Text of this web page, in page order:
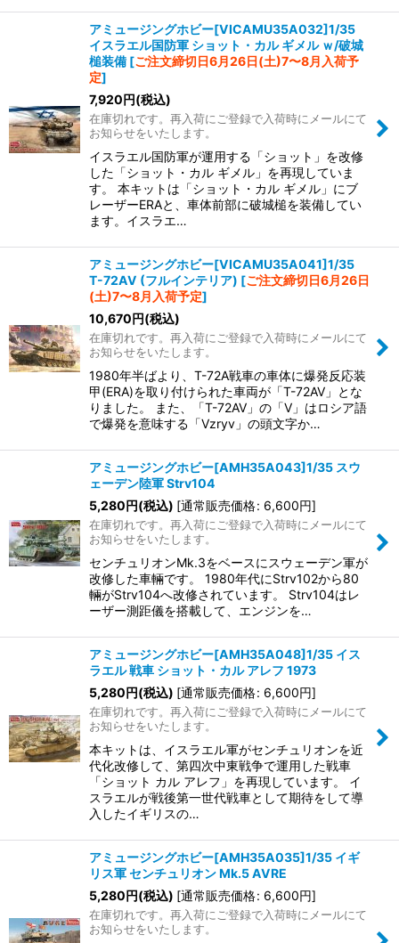
アミュージングホビー[VICAMU35A032]1/35
イスラエル国防軍 ショット・カル ギメル ｗ/破城
槌装備 [ご注文締切日6月26日(土)7〜8月入荷予
定]
7,920円(税込)
在庫切れです。再入荷にご登録で入荷時にメールにて
お知らせをいたします。
イスラエル国防軍が運用する「ショット」を改修
した「ショット・カル ギメル」を再現していま
す。 本キットは「ショット・カル ギメル」にブ
レーザーERAと、車体前部に破城槌を装備してい
ます。イスラエ…
アミュージングホビー[VICAMU35A041]1/35
T-72AV (フルインテリア) [ご注文締切日6月26日
(土)7〜8月入荷予定]
10,670円(税込)
在庫切れです。再入荷にご登録で入荷時にメールにて
お知らせをいたします。
1980年半ばより、T-72A戦車の車体に爆発反応装
甲(ERA)を取り付けられた車両が「T-72AV」とな
りました。 また、「T-72AV」の「V」はロシア語
で爆発を意味する「Vzryv」の頭文字か…
アミュージングホビー[AMH35A043]1/35 スウ
ェーデン陸軍 Strv104
5,280円(税込) [通常販売価格: 6,600円]
在庫切れです。再入荷にご登録で入荷時にメールにて
お知らせをいたします。
センチュリオンMk.3をベースにスウェーデン軍が
改修した車輛です。 1980年代にStrv102から80
輛がStrv104へ改修されています。 Strv104はレ
ーザー測距儀を搭載して、エンジンを…
アミュージングホビー[AMH35A048]1/35 イス
ラエル 戦車 ショット・カル アレフ 1973
5,280円(税込) [通常販売価格: 6,600円]
在庫切れです。再入荷にご登録で入荷時にメールにて
お知らせをいたします。
本キットは、イスラエル軍がセンチュリオンを近
代化改修して、第四次中東戦争で運用した戦車
「ショット カル アレフ」を再現しています。 イ
スラエルが戦後第一世代戦車として期待をして導
入したイギリスの…
アミュージングホビー[AMH35A035]1/35 イギ
リス軍 センチュリオン Mk.5 AVRE
5,280円(税込) [通常販売価格: 6,600円]
在庫切れです。再入荷にご登録で入荷時にメールにて
お知らせをいたします。